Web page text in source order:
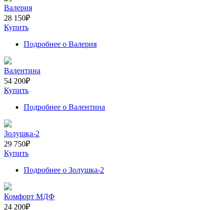
Валерия
28 150₽
Купить
Подробнее о Валерия
Валентина
54 200₽
Купить
Подробнее о Валентина
Золушка-2
29 750₽
Купить
Подробнее о Золушка-2
Комфорт МДФ
24 200₽